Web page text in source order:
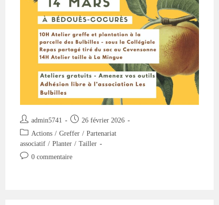
Auteur/autrice
de
publication :
admin5741
Publication
publiée :
26 février 2026
Post
category:
Actions / Greffer / Partenariat
associatif / Planter / Tailler
Commentaires
0 commentaire